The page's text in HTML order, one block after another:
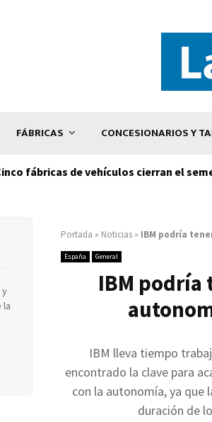
FÁBRICAS CONCESIONARIOS Y
fábricas de vehículos cierran el
Portada » Noticias » IBM podría
España General
IBM podría
IBM lleva tiempo
encontrado la clave para
con la autonomía, ya que
duración de
y
la